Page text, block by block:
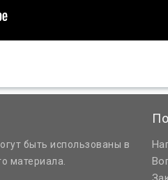
быть использованы в
материала.